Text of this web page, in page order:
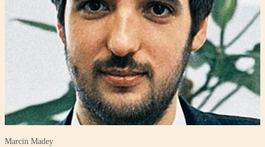
Marcin Madey